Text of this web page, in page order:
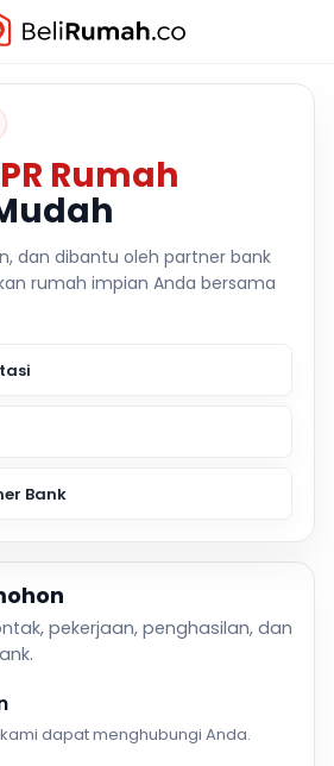
Rumah
dan dibantu oleh partner bank
rumah impian Anda bersama
Bank
pekerjaan, penghasilan, dan
dapat menghubungi Anda.